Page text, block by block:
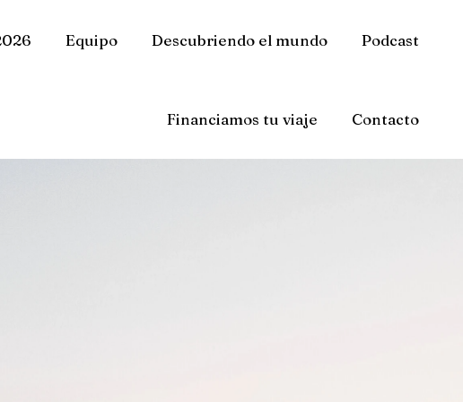
Equipo Descubriendo el mundo Podcast
Financiamos tu viaje Contacto